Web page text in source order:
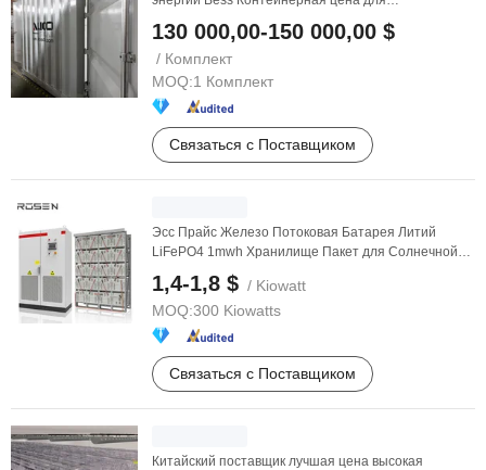
130 000,00-150 000,00 $
/ Комплект
MOQ:1 Комплект
Связаться с Поставщиком
Эсс Прайс Железо Потоковая Батарея Литий
LiFePO4 1mwh Хранилище Пакет для Солнечной
Электростанции ...
1,4-1,8 $ / Kiowatt
MOQ:300 Kiowatts
Связаться с Поставщиком
Китайский поставщик лучшая цена высокая